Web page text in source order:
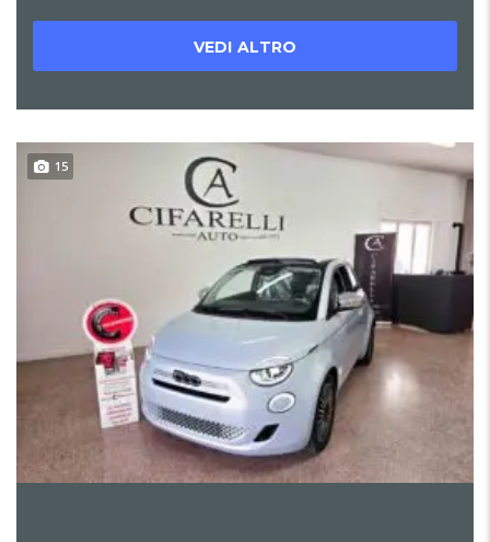
VEDI ALTRO
15